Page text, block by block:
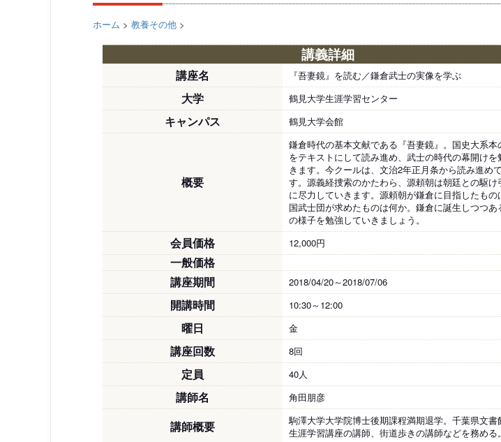
ホーム > 教養その他 >
講義詳細
講座名 『吾妻鏡』を読む／鎌倉武士の実像を学ぶ
大学 鶴見大学生涯学習センター
キャンパス 鶴見大学会館
概要
鎌倉時代の基本文献である『吾妻鏡』。国史大系本
をテキストにして読み進め、武士の時代の幕開けを
きます。今クールは、文治2年正月条から読み進め
す。源義経捜索のかたわら、源頼朝は朝廷との駆け
に尽力していきます。源頼朝が鎌倉に目指したもの
国武士団が求めたものは何か。鎌倉に誕生しつつあ
の様子を勉強していきましょう。
会員価格 12,000円
一般価格
講座期間
2018/04/20～2018/07/06
開講時間 10:30～12:00
曜日 金
講座回数 8回
定員 40人
講師名 角田朋彦
講師概要
駒澤大学大学院博士後期課程満期退学。千葉県文書
生涯学習講座の講師、街道歩きの講師などを務める。